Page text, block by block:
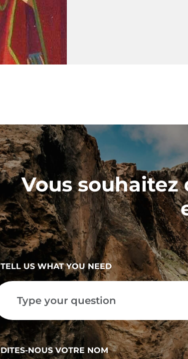
Vous
TELL US WHAT YOU NEED
DITES-NOUS VOTRE NOM